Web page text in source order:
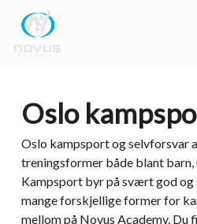
Oslo
Oslo kampsport og selvforsvar
treningsformer både blant barn,
Kampsport byr på svært god og
mange forskjellige former for
mellom på Novus Academy. Du